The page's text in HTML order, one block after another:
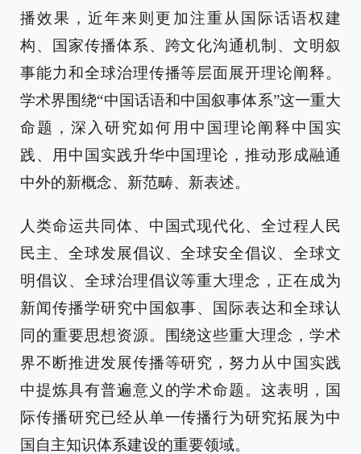
播效果，近年来则更加注重从国际话语权建
构、国家传播体系、跨文化沟通机制、文明叙
事能力和全球治理传播等层面展开理论阐释。
学术界围绕“中国话语和中国叙事体系”这一重大
命题，深入研究如何用中国理论阐释中国实
践、用中国实践升华中国理论，推动形成融通
中外的新概念、新范畴、新表述。
人类命运共同体、中国式现代化、全过程人民
民主、全球发展倡议、全球安全倡议、全球文
明倡议、全球治理倡议等重大理念，正在成为
新闻传播学研究中国叙事、国际表达和全球认
同的重要思想资源。围绕这些重大理念，学术
界不断推进发展传播等研究，努力从中国实践
中提炼具有普遍意义的学术命题。这表明，国
际传播研究已经从单一传播行为研究拓展为中
国自主知识体系建设的重要领域。